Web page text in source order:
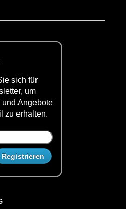
sich für
um
und Angebote
zu erhalten.